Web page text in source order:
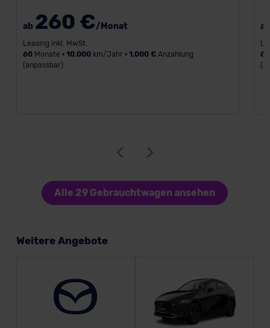
ab 260 €/Monat
Leasing inkl. MwSt.
60Monate • 10.000km/Jahr • 1.000 €Anzahlung
(anpassbar)
60
Alle 29 Gebrauchtwagen ansehen
Weitere Angebote